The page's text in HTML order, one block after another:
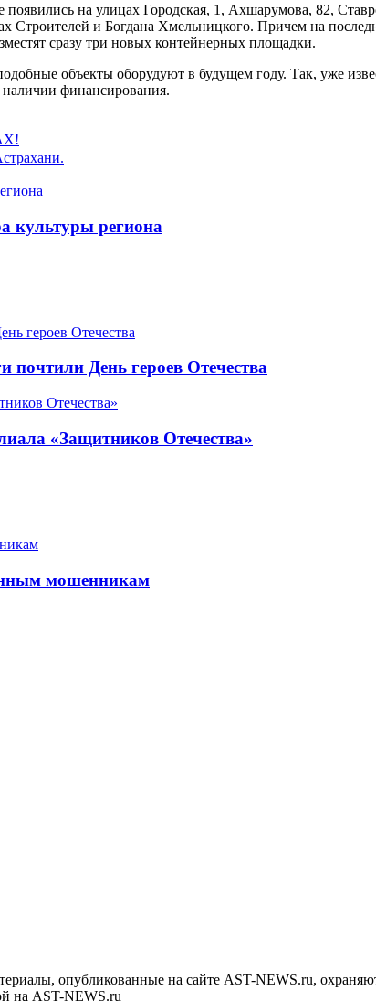
на улицах Городская, 1, Ахшарумова, 82,
Строителей и Богдана Хмельницкого. Причем на
сразу три новых контейнерных площадки.
объекты оборудуют в будущем году. Так, уже
финансирования.
культуры региона
День героев Отечества
«Защитников Отечества»
мошенникам
опубликованные на сайте AST-NEWS.ru,
на AST-NEWS.ru